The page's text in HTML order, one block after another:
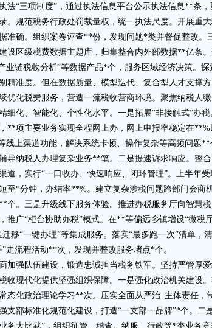
法“三项制度”，通过执法信息平台公示执法信息**条
。规范税务行政处罚裁量权，统一执法尺度。开展重
准确。组织案卷评查**份，发现问题*类并督促整改。
设区级税费数据主题库，归集整合内外部数据**亿条
业链税收分析”等数据产品*个，服务区域经济决策。
精准度。但在数据质量、模型迭代、复合型人才支撑方
续优化税费服务，营造一流税收营商环境。聚焦纳税人
细化、智能化、个性化水平。一是拓展“非接触式”办
**项主要业务实现全程网上办，网上申报率稳定在
线上渠道功能，解决系统卡顿、操作复杂等高频问题
导纳税人办理复杂业务**笔。二是提速诉求响应。整
道，实行“一口收办、快速响应、闭环管理”。上半年
至*分钟，办结率**%。建立复杂涉税问题跨部门会商
个。三是升级线下服务体验。推进办税服务厅向智慧
推广“柜台协助办税”模式。在**等偏远乡镇增设“微税
迁移“一键办理”等集成服务。落实“最多跑一次”清单，
”走流程活动**次，发现并整改服务堵点*个。
面加强队伍建设，锻造忠诚担当税务铁军。坚持严管厚
收现代化提供坚强组织保障。一是强化政治机关建设
态化政治理论学习**次。压实全面从严治_主体责任
支部标准化规范化建设，打造“一支部一品牌”*个。二
务大比武”，组织征管、稽查、纳服、行政等*类业务